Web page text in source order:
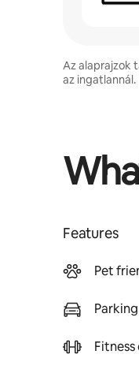
Az alaprajzok
az ingatlannál.
Features
Pet